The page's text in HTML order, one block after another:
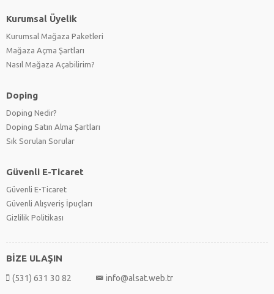
Kurumsal Üyelik
Kurumsal Mağaza Paketleri
Mağaza Açma Şartları
Nasıl Mağaza Açabilirim?
Doping
Doping Nedir?
Doping Satın Alma Şartları
Sık Sorulan Sorular
Güvenli E-Ticaret
Güvenli E-Ticaret
Güvenli Alışveriş İpuçları
Gizlilik Politikası
BİZE ULAŞIN
(531) 631 30 82 info@alsat.web.tr